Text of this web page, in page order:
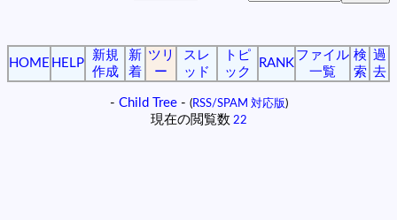
HOME HELP
新規
作成
新
着
ツリ
ー
スレ
ッド
トピ
ック
RANK
ファイル
一覧
検
索
過
去
- Child Tree- (RSS/SPAM 対応版)
現在の閲覧数 22